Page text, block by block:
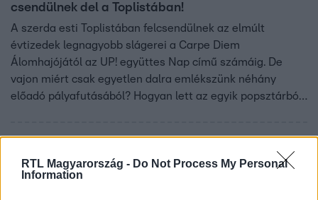
RTL Magyarország - Do Not Process My Personal
Information
csendülnek del a Toplistában!
A szerda esti Toplistában felcsendülnek az elmúlt
évtizedek legnagyobb slágerei a Carpe Diem
Álomhajójától az UP! együttes Nap című számáig. De
vajon miért csak egyetlen dalra emlékszünk néhány
előadó pályafutásából? Hogyan lett az egyik popsztárból
11:49